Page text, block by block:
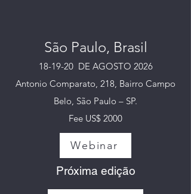
São Paulo, Brasil
18-19-20 DE AGOSTO 2026
Antonio Comparato, 218, Bairro Campo
Belo, São Paulo – SP.
Fee US$ 2000
Webinar
Próxima edição